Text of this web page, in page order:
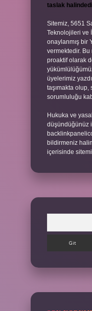
taslak
Sitemiz, 5651
Teknolojileri ve
onaylanmış bir
vermektedir.
proaktif olarak
üyelerimiz
taşımakta olup,
sorumluluğu
Hukuka ve
düşündüğünüz
bildirmeniz
içerisinde